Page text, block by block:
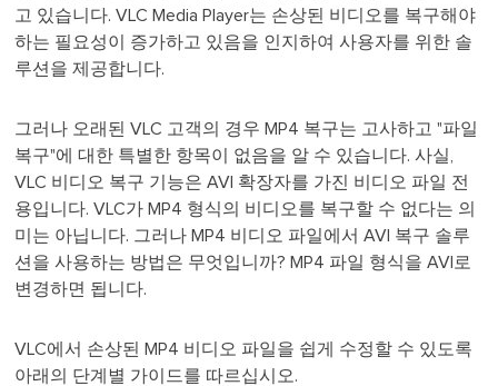
고 있습니다. VLC Media Player는 손상된 비디오를 복구해야
하는 필요성이 증가하고 있음을 인지하여 사용자를 위한 솔
루션을 제공합니다.
그러나 오래된 VLC 고객의 경우 MP4 복구는 고사하고 "파일
복구"에 대한 특별한 항목이 없음을 알 수 있습니다. 사실,
VLC 비디오 복구 기능은 AVI 확장자를 가진 비디오 파일 전
용입니다. VLC가 MP4 형식의 비디오를 복구할 수 없다는 의
미는 아닙니다. 그러나 MP4 비디오 파일에서 AVI 복구 솔루
션을 사용하는 방법은 무엇입니까? MP4 파일 형식을 AVI로
변경하면 됩니다.
VLC에서 손상된 MP4 비디오 파일을 쉽게 수정할 수 있도록
아래의 단계별 가이드를 따르십시오.